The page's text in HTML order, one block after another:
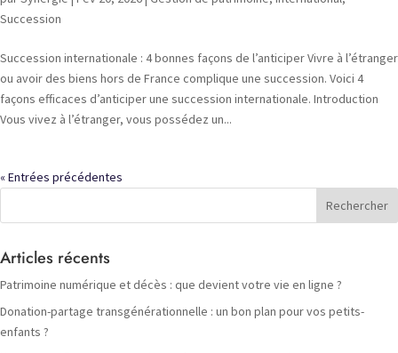
Succession
Succession internationale : 4 bonnes façons de l’anticiper Vivre à l’étranger
ou avoir des biens hors de France complique une succession. Voici 4
façons efficaces d’anticiper une succession internationale. Introduction
Vous vivez à l’étranger, vous possédez un...
« Entrées précédentes
Articles récents
Patrimoine numérique et décès : que devient votre vie en ligne ?
Donation-partage transgénérationnelle : un bon plan pour vos petits-
enfants ?